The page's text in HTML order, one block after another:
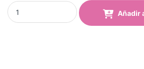
Vinilo Avery 700 Azul Cobalto Mate
Añadir